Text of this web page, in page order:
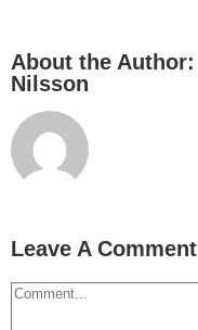
About the Author:
Nilsson
Leave A Comment